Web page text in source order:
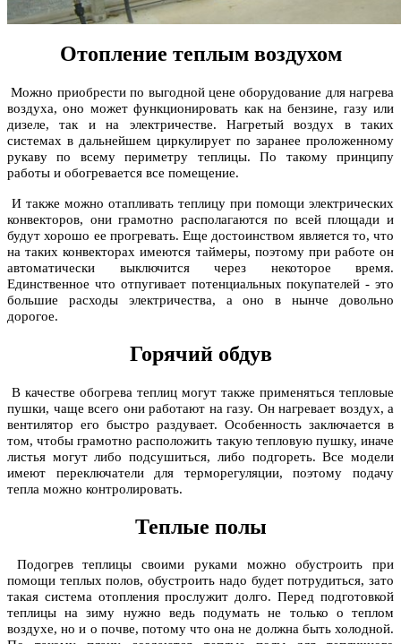
Отопление теплым воздухом
Можно приобрести по выгодной цене оборудование для нагрева
воздуха, оно может функционировать как на бензине, газу или
дизеле, так и на электричестве. Нагретый воздух в таких
системах в дальнейшем циркулирует по заранее проложенному
рукаву по всему периметру теплицы. По такому принципу
работы и обогревается все помещение.
И также можно отапливать теплицу при помощи электрических
конвекторов, они грамотно располагаются по всей площади и
будут хорошо ее прогревать. Еще достоинством является то, что
на таких конвекторах имеются таймеры, поэтому при работе он
автоматически выключится через некоторое время.
Единственное что отпугивает потенциальных покупателей - это
большие расходы электричества, а оно в нынче довольно
дорогое.
Горячий обдув
В качестве обогрева теплиц могут также применяться тепловые
пушки, чаще всего они работают на газу. Он нагревает воздух, а
вентилятор его быстро раздувает. Особенность заключается в
том, чтобы грамотно расположить такую тепловую пушку, иначе
листья могут либо подсушиться, либо подгореть. Все модели
имеют переключатели для терморегуляции, поэтому подачу
тепла можно контролировать.
Теплые полы
Подогрев теплицы своими руками можно обустроить при
помощи теплых полов, обустроить надо будет потрудиться, зато
такая система отопления прослужит долго. Перед подготовкой
теплицы на зиму нужно ведь подумать не только о теплом
воздухе, но и о почве, потому что она не должна быть холодной.